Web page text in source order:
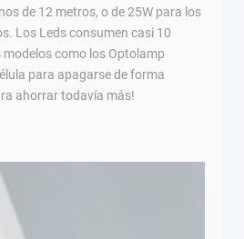
de 12 metros, o de 25W para los
Los Leds consumen casi 10
como los Optolamp
para apagarse de forma
ahorrar todavía más!